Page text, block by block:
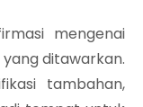
mengenai
ditawarkan.
tambahan,